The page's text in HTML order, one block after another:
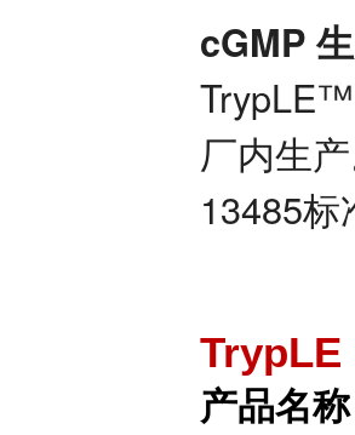
cGMP
厂内生
13485
TrypLE
产品名